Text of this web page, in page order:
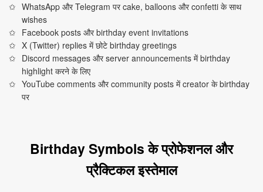
WhatsApp और Telegram पर cake, balloons और confetti के साथ
wishes
Facebook posts और birthday event invitations
X (Twitter) replies में छोटे birthday greetings
Discord messages और server announcements में birthday
highlight करने के लिए
YouTube comments और community posts में creator के birthday
पर
Birthday Symbols के प्रोफेशनल और
प्रैक्टिकल इस्तेमाल